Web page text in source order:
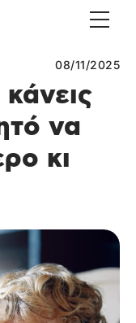
08/11/2025
να
κι